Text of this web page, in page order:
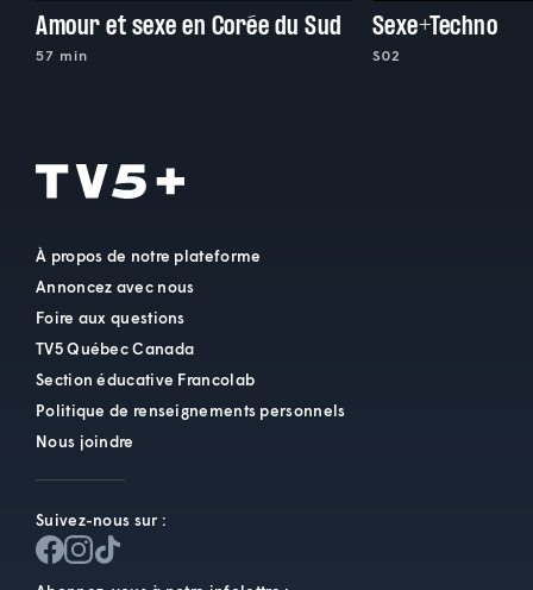
Amour et sexe en Corée du Sud
57 min
Sexe+Techno
S02
À propos de notre plateforme
Annoncez avec nous
Foire aux questions
TV5 Québec Canada
Section éducative Francolab
Politique de renseignements personnels
Nous joindre
Suivez-nous sur :